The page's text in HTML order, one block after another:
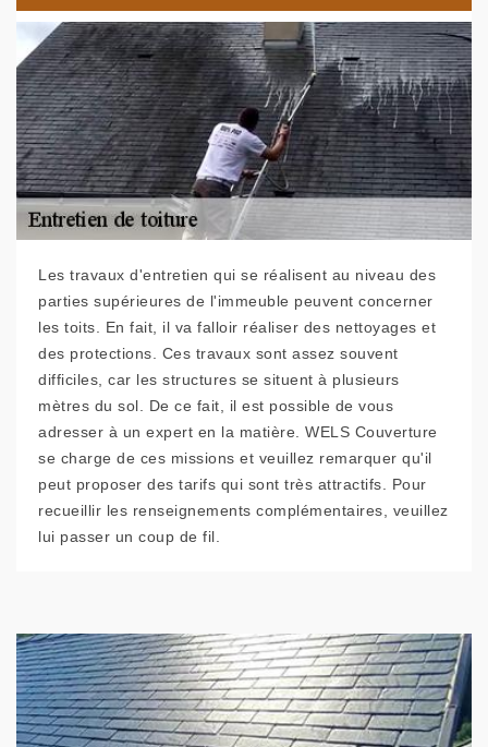
Les travaux d'entretien qui se réalisent au niveau des
parties supérieures de l'immeuble peuvent concerner
les toits. En fait, il va falloir réaliser des nettoyages et
des protections. Ces travaux sont assez souvent
difficiles, car les structures se situent à plusieurs
mètres du sol. De ce fait, il est possible de vous
adresser à un expert en la matière. WELS Couverture
se charge de ces missions et veuillez remarquer qu'il
peut proposer des tarifs qui sont très attractifs. Pour
recueillir les renseignements complémentaires, veuillez
lui passer un coup de fil.